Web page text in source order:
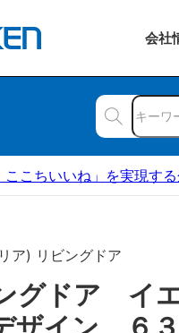
会社
ここちいいね」を実現す
ア) リビングドア
グドア イ